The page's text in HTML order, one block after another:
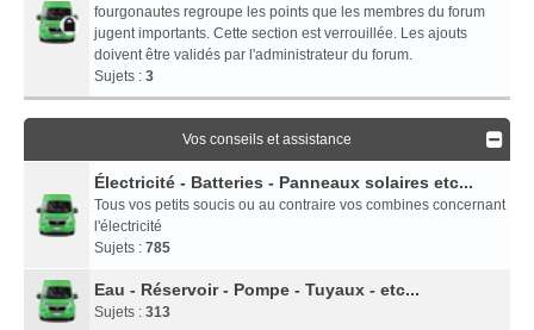
fourgonautes regroupe les points que les membres du forum
jugent importants. Cette section est verrouillée. Les ajouts
doivent être validés par l'administrateur du forum.
Sujets : 3
Vos conseils et assistance
Électricité - Batteries - Panneaux solaires etc...
Tous vos petits soucis ou au contraire vos combines concernant
l'électricité
Sujets : 785
Eau - Réservoir - Pompe - Tuyaux - etc...
Sujets : 313